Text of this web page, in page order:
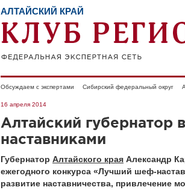
АЛТАЙСКИЙ КРАЙ
Обсуждаем с экспертами Сибирский федеральный округ
16 апреля 2014
Алтайский губернатор
наставниками
Губернатор Алтайского края Александр
ежегодного конкурса «Лучший шеф-
развитие наставничества, привлечение